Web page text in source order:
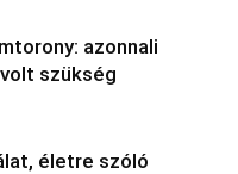
azonnali
szükség
életre szóló